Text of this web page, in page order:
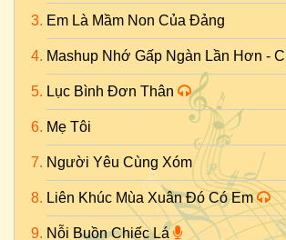
Em Là Mầm Non Của Đảng
Mashup Nhớ Gấp Ngàn Lần Hơn -
Lục Bình Đơn Thân
Mẹ Tôi
Người Yêu Cùng Xóm
Liên Khúc Mùa Xuân Đó Có Em
Nỗi Buồn Chiếc Lá